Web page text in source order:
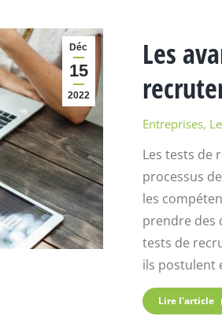
Déc
15
2022
Les
Entreprises,
Les tests de
processus
les
prendre des
tests de
ils postulent
Lire l'article